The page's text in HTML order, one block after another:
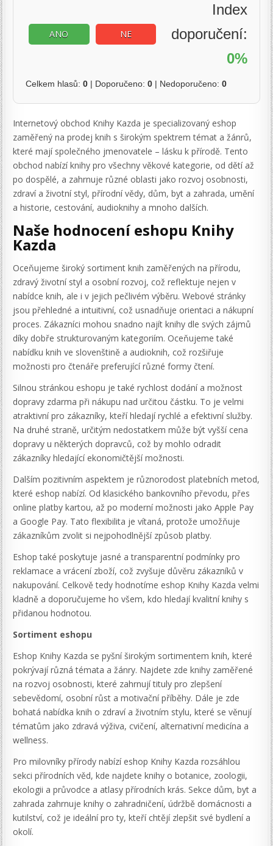
ANO NE
Index
doporučení:
0%
Celkem hlasů:0 | Doporučeno:0 | Nedoporučeno:0
Internetový obchod Knihy Kazda je specializovaný eshop
zaměřený na prodej knih s širokým spektrem témat a žánrů,
které mají společného jmenovatele – lásku k přírodě. Tento
obchod nabízí knihy pro všechny věkové kategorie, od dětí až
po dospělé, a zahrnuje různé oblasti jako rozvoj osobnosti,
zdraví a životní styl, přírodní vědy, dům, byt a zahrada, umění
a historie, cestování, audioknihy a mnoho dalších.
Naše hodnocení eshopu Knihy
Kazda
Oceňujeme široký sortiment knih zaměřených na přírodu,
zdravý životní styl a osobní rozvoj, což reflektuje nejen v
nabídce knih, ale i v jejich pečlivém výběru. Webové stránky
jsou přehledné a intuitivní, což usnadňuje orientaci a nákupní
proces. Zákazníci mohou snadno najít knihy dle svých zájmů
díky dobře strukturovaným kategoriím. Oceňujeme také
nabídku knih ve slovenštině a audioknih, což rozšiřuje
možnosti pro čtenáře preferující různé formy čtení.
Silnou stránkou eshopu je také rychlost dodání a možnost
dopravy zdarma při nákupu nad určitou částku. To je velmi
atraktivní pro zákazníky, kteří hledají rychlé a efektivní služby.
Na druhé straně, určitým nedostatkem může být vyšší cena
dopravy u některých dopravců, což by mohlo odradit
zákazníky hledající ekonomičtější možnosti.
Dalším pozitivním aspektem je různorodost platebních metod,
které eshop nabízí. Od klasického bankovního převodu, přes
online platby kartou, až po moderní možnosti jako Apple Pay
a Google Pay. Tato flexibilita je vítaná, protože umožňuje
zákazníkům zvolit si nejpohodlnější způsob platby.
Eshop také poskytuje jasné a transparentní podmínky pro
reklamace a vrácení zboží, což zvyšuje důvěru zákazníků v
nakupování. Celkově tedy hodnotíme eshop Knihy Kazda velmi
kladně a doporučujeme ho všem, kdo hledají kvalitní knihy s
přidanou hodnotou.
Sortiment eshopu
Eshop Knihy Kazda se pyšní širokým sortimentem knih, které
pokrývají různá témata a žánry. Najdete zde knihy zaměřené
na rozvoj osobnosti, které zahrnují tituly pro zlepšení
sebevědomí, osobní růst a motivační příběhy. Dále je zde
bohatá nabídka knih o zdraví a životním stylu, které se věnují
tématům jako zdravá výživa, cvičení, alternativní medicína a
wellness.
Pro milovníky přírody nabízí eshop Knihy Kazda rozsáhlou
sekci přírodních věd, kde najdete knihy o botanice, zoologii,
ekologii a průvodce a atlasy přírodních krás. Sekce dům, byt a
zahrada zahrnuje knihy o zahradničení, údržbě domácnosti a
kutilství, což je ideální pro ty, kteří chtějí zlepšit své bydlení a
okolí.